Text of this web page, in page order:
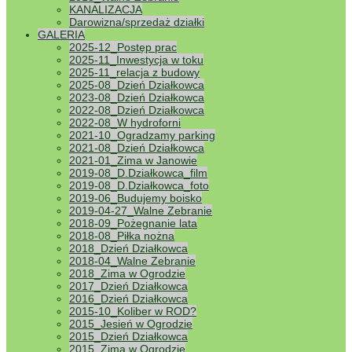
KANALIZACJA
Darowizna/sprzedaż działki
GALERIA
2025-12_Postęp prac
2025-11_Inwestycja w toku
2025-11_relacja z budowy
2025-08_Dzień Działkowca
2023-08_Dzień Działkowca
2022-08_Dzień Działkowca
2022-08_W hydroforni
2021-10_Ogradzamy parking
2021-08_Dzień Działkowca
2021-01_Zima w Janowie
2019-08_D.Działkowca_film
2019-08_D.Działkowca_foto
2019-06_Budujemy boisko
2019-04-27_Walne Zebranie
2018-09_Pożegnanie lata
2018-08_Piłka nożna
2018_Dzień Działkowca
2018-04_Walne Zebranie
2018_Zima w Ogrodzie
2017_Dzień Działkowca
2016_Dzień Działkowca
2015-10_Koliber w ROD?
2015_Jesień w Ogrodzie
2015_Dzień Działkowca
2015_Zima w Ogrodzie